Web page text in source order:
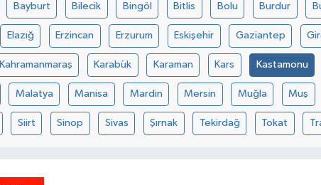
Bayburt Bilecik Bingöl Bitlis Bolu Burdur
Elazığ Erzincan Erzurum Eskişehir Gaziantep
Kahramanmaraş Karabük Karaman Kars Kastamonu
Malatya Manisa Mardin Mersin Muğla Muş
Siirt Sinop Sivas Şırnak Tekirdağ Tokat